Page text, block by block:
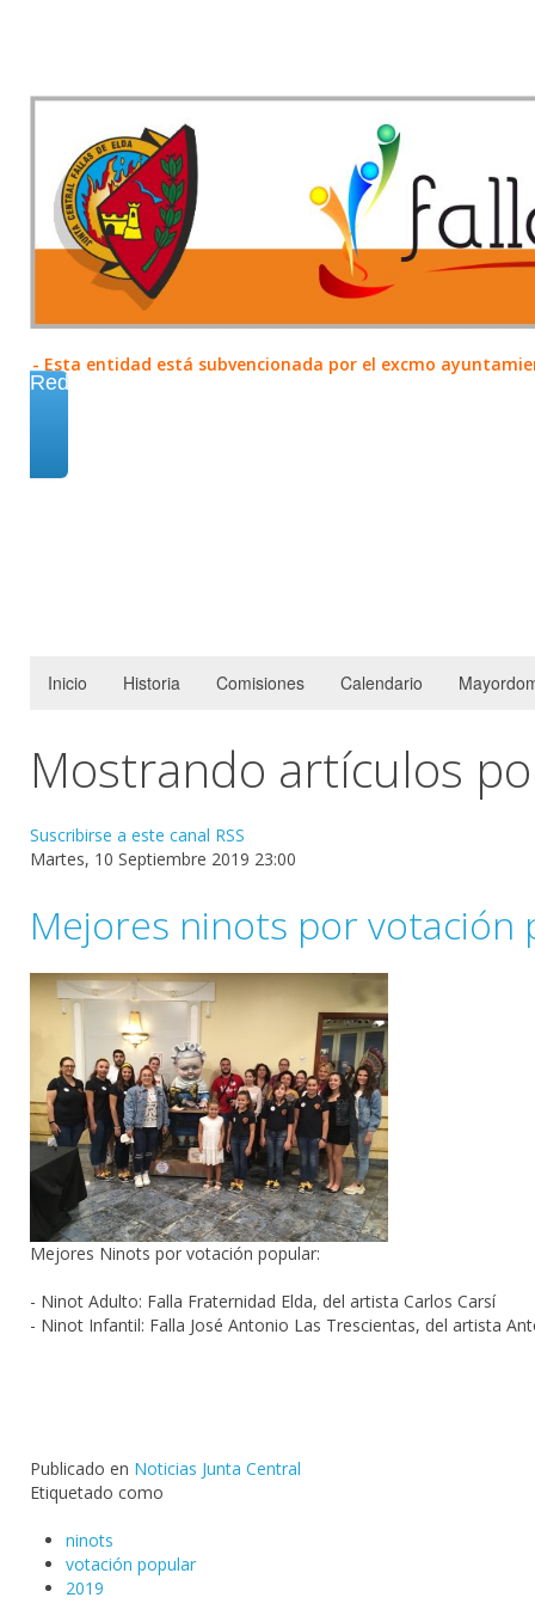
- Esta entidad está subvencionada por el excmo
Redes
Inicio Historia Comisiones Calendario
Mostrando artículos
Suscribirse a este canal RSS
Martes, 10 Septiembre 2019 23:00
Mejores ninots por votación
Mejores Ninots por votación popular:
- Ninot Adulto: Falla Fraternidad Elda, del artista Carlos Carsí
- Ninot Infantil: Falla José Antonio Las Trescientas, del artista
Publicado en Noticias Junta Central
Etiquetado como
ninots
votación popular
2019